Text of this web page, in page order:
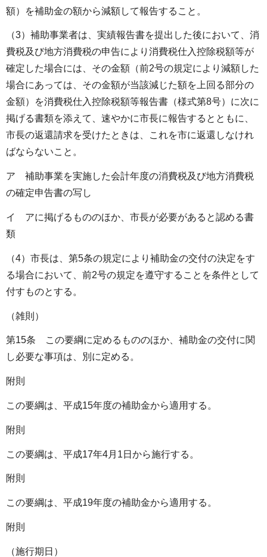
額）を補助金の額から減額して報告すること。
（3）補助事業者は、実績報告書を提出した後において、消
費税及び地方消費税の申告により消費税仕入控除税額等が
確定した場合には、その金額（前2号の規定により減額した
場合にあっては、その金額が当該減じた額を上回る部分の
金額）を消費税仕入控除税額等報告書（様式第8号）に次に
掲げる書類を添えて、速やかに市長に報告するとともに、
市長の返還請求を受けたときは、これを市に返還しなけれ
ばならないこと。
ア 補助事業を実施した会計年度の消費税及び地方消費税
の確定申告書の写し
イ アに掲げるもののほか、市長が必要があると認める書
類
（4）市長は、第5条の規定により補助金の交付の決定をす
る場合において、前2号の規定を遵守することを条件として
付すものとする。
（雑則）
第15条 この要綱に定めるもののほか、補助金の交付に関
し必要な事項は、別に定める。
附則
この要綱は、平成15年度の補助金から適用する。
附則
この要綱は、平成17年4月1日から施行する。
附則
この要綱は、平成19年度の補助金から適用する。
附則
（施行期日）